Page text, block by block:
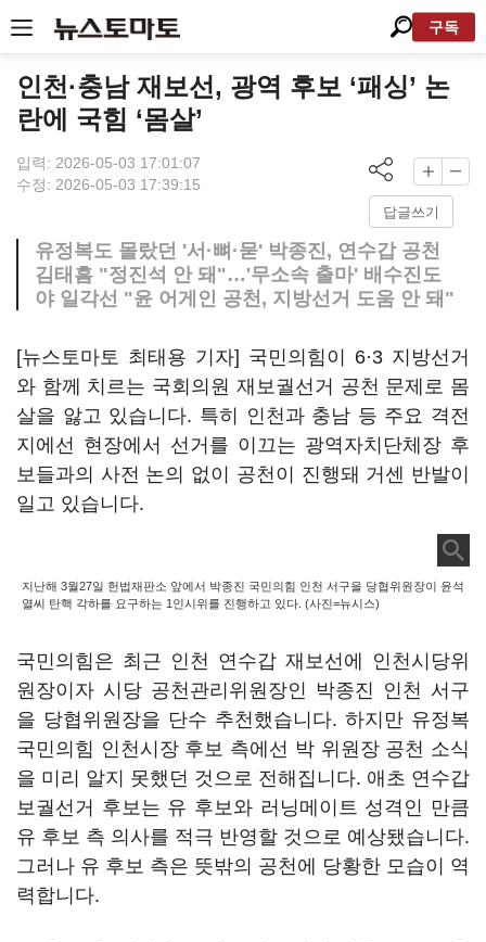
구독
인천·충남 재보선, 광역 후보 ‘패싱’ 논
란에 국힘 ‘몸살’
입력: 2026-05-03 17:01:07
수정: 2026-05-03 17:39:15
답글쓰기
유정복도 몰랐던 '서·뼈·묻' 박종진, 연수갑 공천
김태흠 "정진석 안 돼"…'무소속 출마' 배수진도
야 일각선 "윤 어게인 공천, 지방선거 도움 안 돼"
[뉴스토마토 최태용 기자] 국민의힘이 6·3 지방선거
와 함께 치르는 국회의원 재보궐선거 공천 문제로 몸
살을 앓고 있습니다. 특히 인천과 충남 등 주요 격전
지에선 현장에서 선거를 이끄는 광역자치단체장 후
보들과의 사전 논의 없이 공천이 진행돼 거센 반발이
일고 있습니다.
지난해 3월27일 헌법재판소 앞에서 박종진 국민의힘 인천 서구을 당협위원장이 윤석
열씨 탄핵 각하를 요구하는 1인시위를 진행하고 있다. (사진=뉴시스)
국민의힘은 최근 인천 연수갑 재보선에 인천시당위
원장이자 시당 공천관리위원장인 박종진 인천 서구
을 당협위원장을 단수 추천했습니다. 하지만 유정복
국민의힘 인천시장 후보 측에선 박 위원장 공천 소식
을 미리 알지 못했던 것으로 전해집니다. 애초 연수갑
보궐선거 후보는 유 후보와 러닝메이트 성격인 만큼
유 후보 측 의사를 적극 반영할 것으로 예상됐습니다.
그러나 유 후보 측은 뜻밖의 공천에 당황한 모습이 역
력합니다.